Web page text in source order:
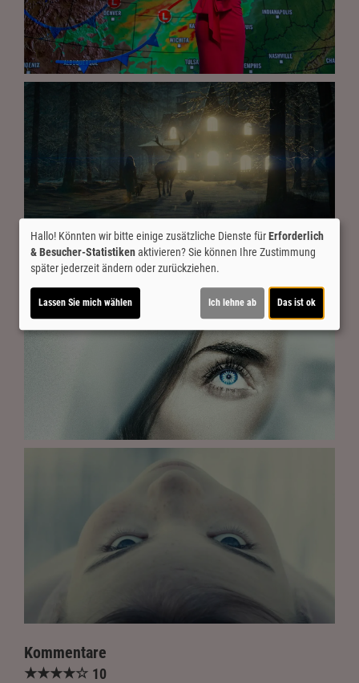
Kommentare
★★★★☆ 10
Hallo! Könnten wir bitte einige zusätzliche Dienste fürErforderlich
& Besucher-Statistikenaktivieren? Sie können Ihre Zustimmung
später jederzeit ändern oder zurückziehen.
Lassen Sie mich wählen Ich lehne ab Das ist ok